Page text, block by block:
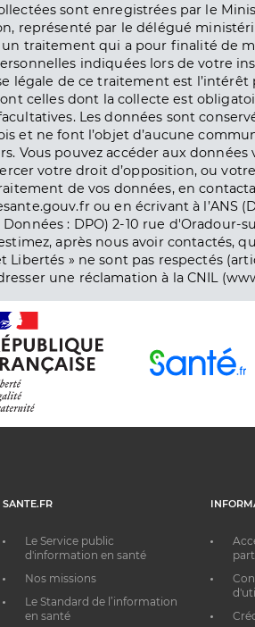
sont enregistrées par le
représenté par le délégué
un traitement qui a pour finalité de
indiquées lors de votre
légale de ce traitement est l’intérêt
celles dont la collecte est
Les données sont
et ne font l’objet d’aucune
Vous pouvez accéder aux données
votre droit d’opposition, ou
de vos données, en
ou en écrivant à l’ANS
: DPO) 2-10 rue d'Oradour-
estimez, après nous avoir contactés,
Libertés » ne sont pas respectés
une réclamation à la CNIL
SANTE.FR
Le Service public
d'information en santé
Nos missions
Le Standard de l’information
en santé